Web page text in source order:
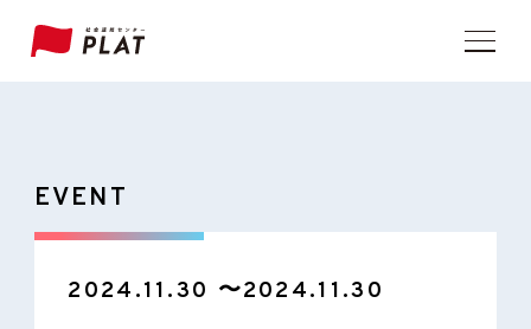
EVENT
2024.11.30 〜2024.11.30